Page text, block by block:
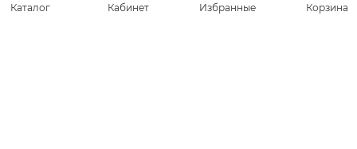
Каталог Кабинет Избранные Корзина